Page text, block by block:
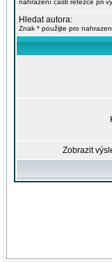
nahrazení části řetězce při
Hledat autora:
Znak * použijte pro
Zobrazit